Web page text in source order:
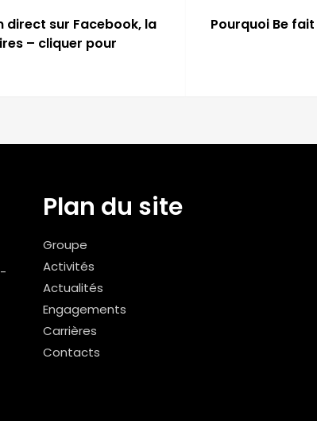
direct sur Facebook, la
– cliquer pour
Pourquoi Be
Plan du site
Groupe
Activités
Actualités
Engagements
Carrières
Contacts